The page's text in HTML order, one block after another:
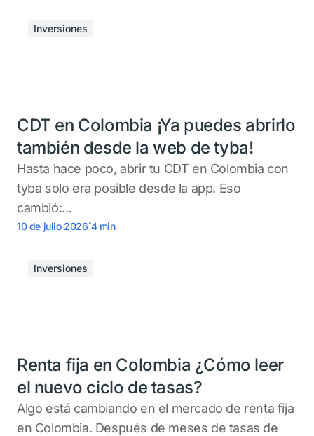
Inversiones
CDT en Colombia ¡Ya puedes abrirlo
también desde la web de tyba!
Hasta hace poco, abrir tu CDT en Colombia con
tyba solo era posible desde la app. Eso
cambió:...
10 de julio 2026.4 min
Inversiones
Renta fija en Colombia ¿Cómo leer
el nuevo ciclo de tasas?
Algo está cambiando en el mercado de renta fija
en Colombia. Después de meses de tasas de